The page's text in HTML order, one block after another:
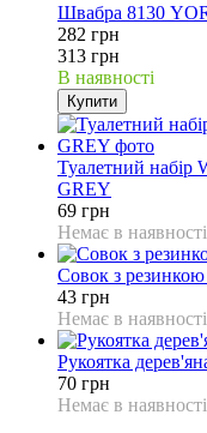
Швабра 8130
282 грн
313 грн
В наявності
Купити
Туалетний набір
GREY
69 грн
Немає в наявності
Совок з
43 грн
Немає в наявності
Рукоятка
70 грн
Немає в наявності